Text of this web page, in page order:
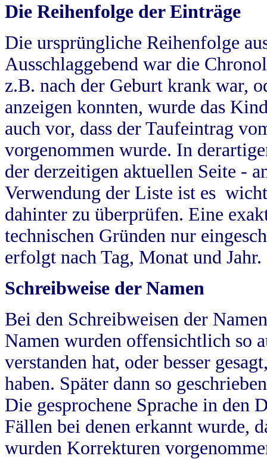
Die Reihenfolge der Einträge
Die ursprüngliche Reihenfolge
Ausschlaggebend war die
z.B. nach der Geburt krank war,
anzeigen konnten, wurde das
auch vor, dass der Taufeintrag
vorgenommen wurde. In
der derzeitigen aktuellen Seite -
Verwendung der Liste ist es
dahinter zu überprüfen. Eine
technischen Gründen nur
erfolgt nach Tag, Monat und Jahr.
Schreibweise der Namen
Bei den Schreibweisen der
Namen wurden offensichtlich so
verstanden hat, oder besser
haben. Später dann so
Die gesprochene Sprache in
Fällen bei denen erkannt wurde,
wurden Korrekturen